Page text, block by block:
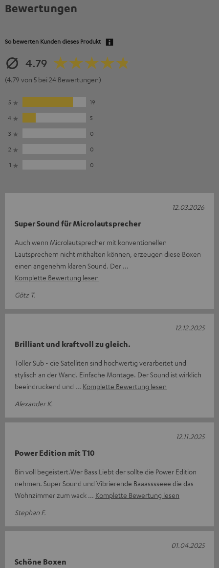
Bewertungen
So bewerten Kunden dieses Produkt
4.79
(4.79 von 5 bei 24 Bewertungen)
5
19
4
5
3
0
2
0
1
0
Super Sound für Microlautsprecher
Auch wenn Microlautsprecher mit konventionellen
Lautsprechern nicht mithalten können, erzeugen diese Boxen
einen angenehm klaren Sound. Der
Komplette Bewertung lesen
Götz T.
12.03.2026
Brilliant und kraftvoll zu gleich.
Toller Sub - die Satelliten sind hochwertig verarbeitet und
stylisch an der Wand. Einfache Montage. Der Sound ist wirklich
beeindruckend und
Komplette Bewertung lesen
Alexander K.
12.12.2025
Power Edition mit T10
Bin voll begeistert.Wer Bass Liebt der sollte die Power Edition
nehmen. Super Sound und Vibrierende Bääässsseee die das
Wohnzimmer zum wack
Komplette Bewertung lesen
Stephan F.
12.11.2025
Schöne Boxen
01.04.2025